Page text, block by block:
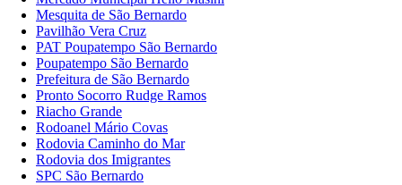
Mesquita de São Bernardo
Pavilhão Vera Cruz
PAT Poupatempo São Bernardo
Poupatempo São Bernardo
Prefeitura de São Bernardo
Pronto Socorro Rudge Ramos
Riacho Grande
Rodoanel Mário Covas
Rodovia Caminho do Mar
Rodovia dos Imigrantes
SPC São Bernardo